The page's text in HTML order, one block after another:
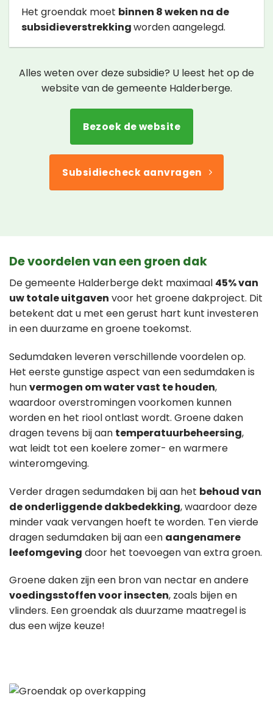
Het groendak moet binnen 8 weken na de
subsidieverstrekkingworden aangelegd.
Alles weten over deze subsidie? U leest het op de
website van de gemeente Halderberge.
Bezoek de website
Subsidiecheck aanvragen
De voordelen van een groen dak
De gemeente Halderberge dekt maximaal 45% van
uw totale uitgaven voor het groene dakproject. Dit
betekent dat u met een gerust hart kunt investeren
in een duurzame en groene toekomst.
Sedumdaken leveren verschillende voordelen op.
Het eerste gunstige aspect van een sedumdaken is
hunvermogen om water vast te houden,
waardoor overstromingen voorkomen kunnen
worden en het riool ontlast wordt. Groene daken
dragen tevens bij aan temperatuurbeheersing,
wat leidt tot een koelere zomer- en warmere
winteromgeving.
Verder dragen sedumdaken bij aan het behoud van
de onderliggende dakbedekking, waardoor deze
minder vaak vervangen hoeft te worden. Ten vierde
dragen sedumdaken bij aan een aangenamere
leefomgeving door het toevoegen van extra groen.
Groene daken zijn een bron van nectar en andere
voedingsstoffen voor insecten, zoals bijen en
vlinders. Een groendak als duurzame maatregel is
dus een wijze keuze!